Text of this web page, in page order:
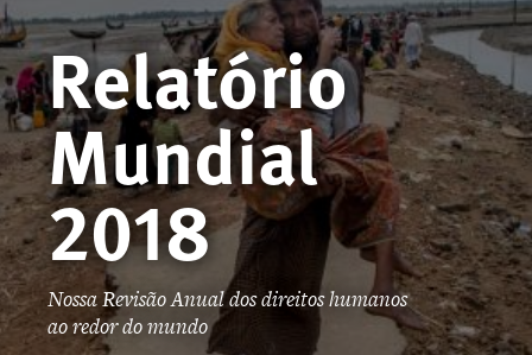
A resistência ao desafio populista
Kenneth Roth
Ex-Diretor Executivo
Relatório
Mundial
2018
Nossa Revisão Anual dos direitos humanos
ao redor do mundo